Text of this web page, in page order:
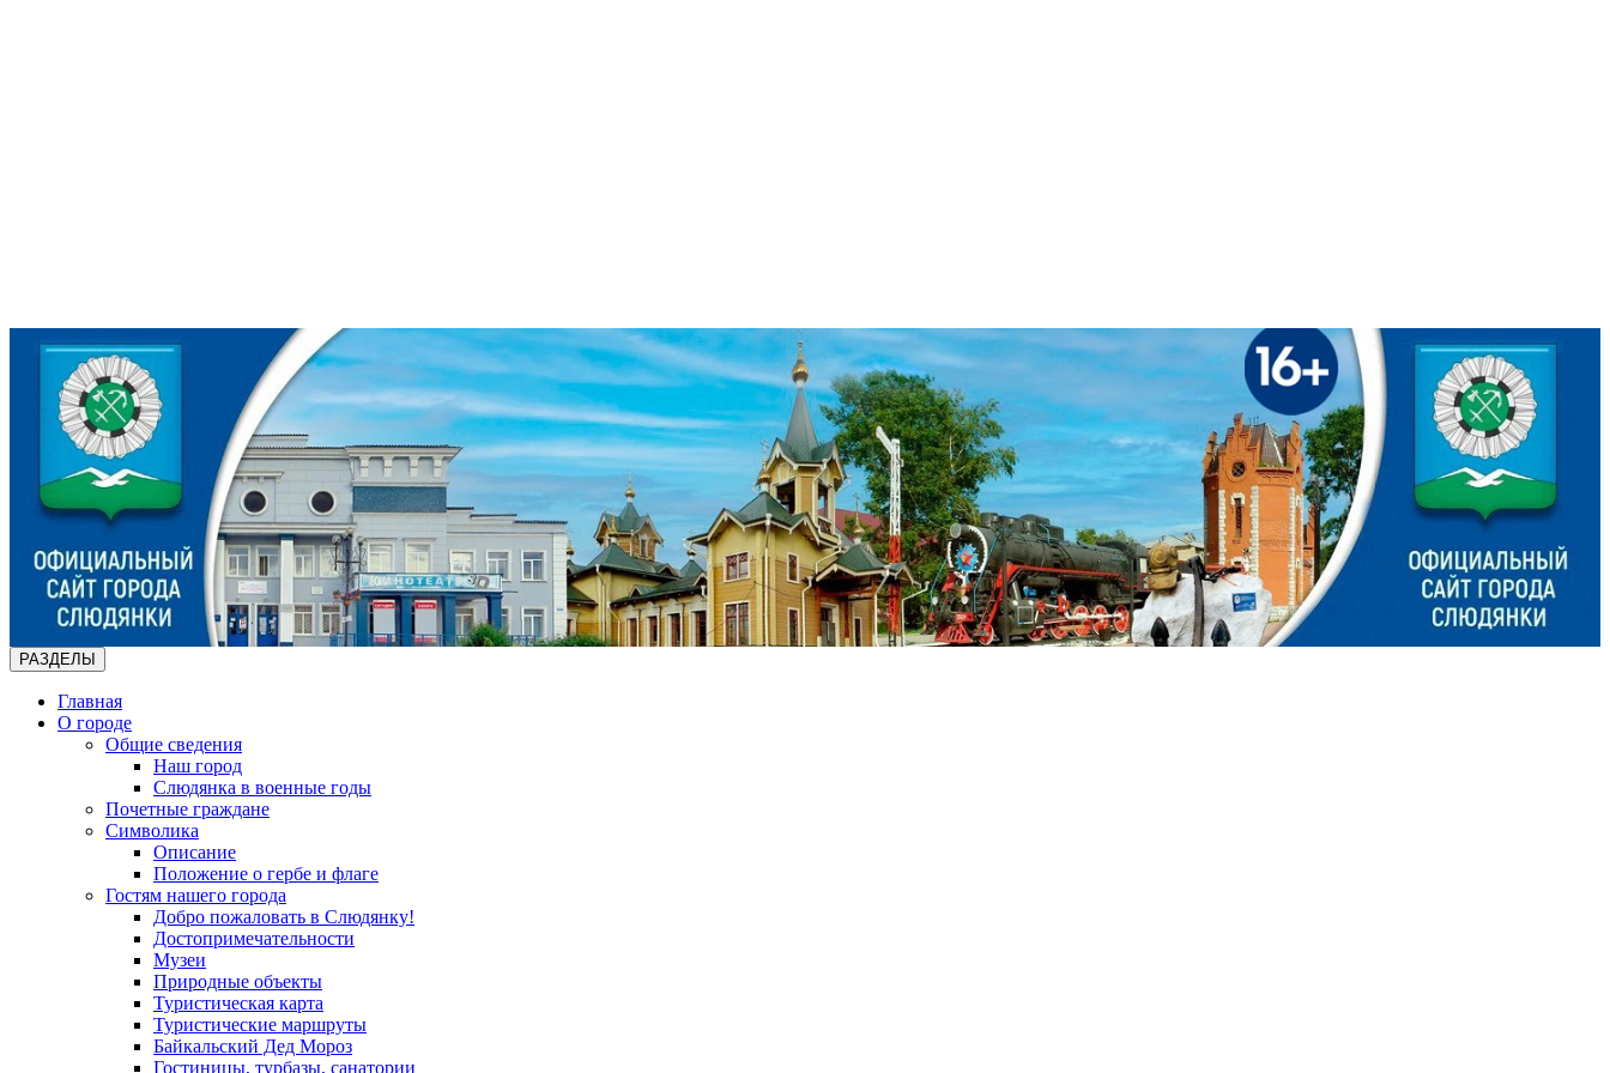
РАЗДЕЛЫ
Главная
О городе
Общие сведения
Наш город
Слюдянка в военные годы
Почетные граждане
Символика
Описание
Положение о гербе и флаге
Гостям нашего города
Добро пожаловать в Слюдянку!
Достопримечательности
Музеи
Природные объекты
Туристическая карта
Туристические маршруты
Байкальский Дед Мороз
Гостиницы, турбазы, санатории